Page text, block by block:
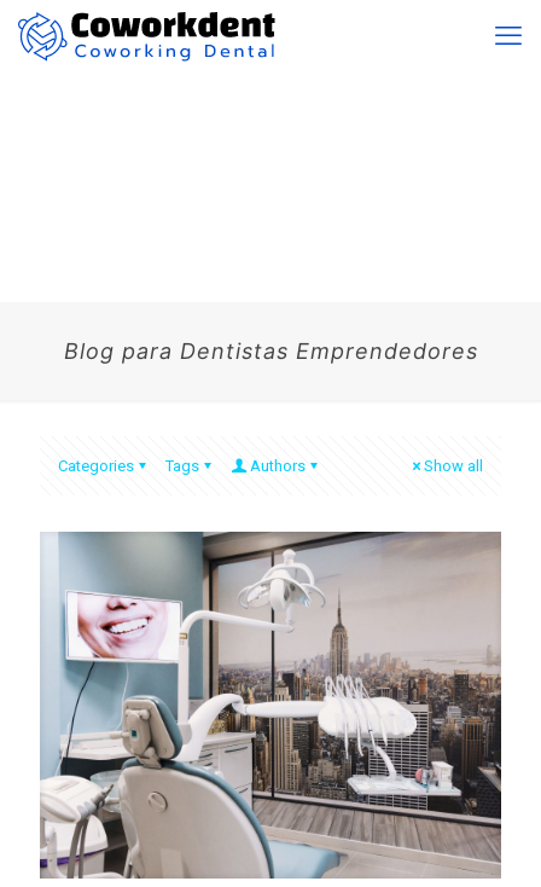
Blog para Dentistas Emprendedores
Categories Tags Authors Show all